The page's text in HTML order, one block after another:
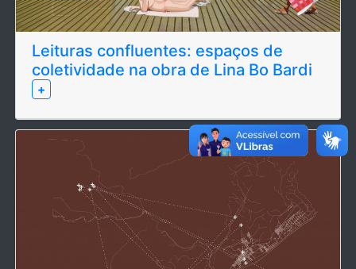
Leituras confluentes: espaços de
coletividade na obra de Lina Bo Bardi
+